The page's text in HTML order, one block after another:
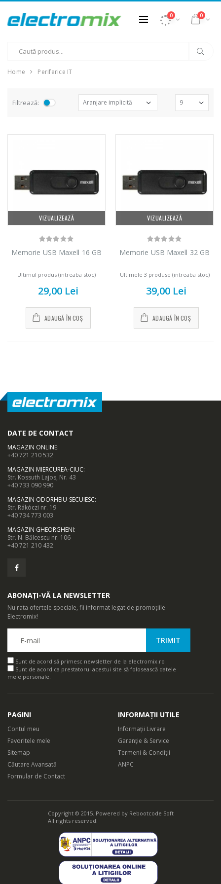
0 0
Home Periferice IT
Filtrează:
VIZUALIZEAZĂ
Memorie USB Maxell 16 GB
Ultimul produs (intreaba stoc)
29,00 Lei
ADAUGĂ ÎN COȘ
VIZUALIZEAZĂ
Memorie USB Maxell 32 GB
Ultimele 3 produse (intreaba stoc)
39,00 Lei
ADAUGĂ ÎN COȘ
89,00 Lei
carne Bosch ...
549,00 Lei
carne NobeLTek
139,00 Lei
bucatarie Heinner
...
199,00 Lei
-14%
bucatarie Heinner
299,00 Lei
DATE DE CONTACT
MAGAZIN ONLINE:
+40 721 210 532
MAGAZIN MIERCUREA-CIUC:
Str. Kossuth Lajos, Nr. 43
+40 733 090 990
MAGAZIN ODORHEIU-SECUIESC:
Str. Rákóczi nr. 19
+40 734 773 003
MAGAZIN GHEORGHENI:
Str. N. Bălcescu nr. 106
+40 721 210 432
ABONAȚI-VĂ LA NEWSLETTER
Nu rata ofertele speciale, fii informat legat de promoțiile
Electromix!
Sunt de acord să primesc newsletter de la electromix.ro
Sunt de acord ca prestatorul acestui site să folosească datele
mele personale.
PAGINI
Contul meu
Favoritele mele
Sitemap
Căutare Avansată
Formular de Contact
INFORMAȚII UTILE
Informații Livrare
Garanție & Service
Termeni & Condiții
ANPC
Copyright © 2015. Powered by Rebootcode Soft
All rights reserved.